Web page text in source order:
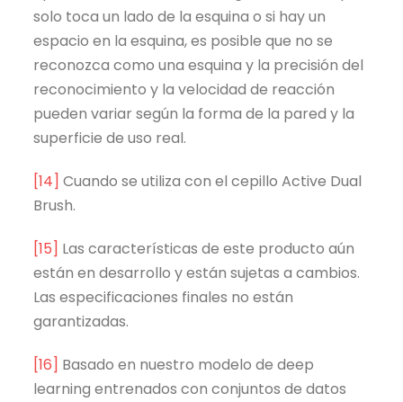
solo toca un lado de la esquina o si hay un
espacio en la esquina, es posible que no se
reconozca como una esquina y la precisión del
reconocimiento y la velocidad de reacción
pueden variar según la forma de la pared y la
superficie de uso real.
[14] Cuando se utiliza con el cepillo Active Dual
Brush.
[15] Las características de este producto aún
están en desarrollo y están sujetas a cambios.
Las especificaciones finales no están
garantizadas.
[16] Basado en nuestro modelo de deep
learning entrenados con conjuntos de datos